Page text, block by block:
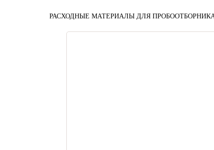
РАСХОДНЫЕ МАТЕРИАЛЫ ДЛЯ